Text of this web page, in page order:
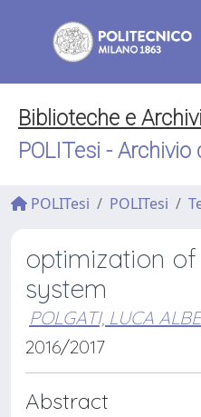
Biblioteche e Archivi
POLITesi -
POLITesi POLITesi
optimization
system
POLGATI, LUCA
2016/2017
Abstract